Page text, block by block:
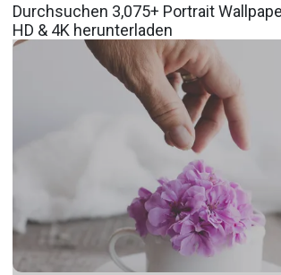
Durchsuchen 3,075+ Portrait
HD & 4K herunterladen